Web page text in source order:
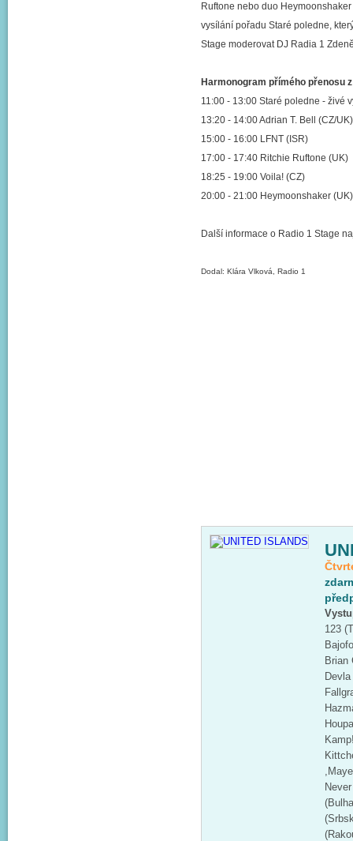
Ruftone nebo duo
vysílání pořadu Staré poledne,
Stage moderovat DJ Radia 1
Harmonogram přímého přenosu
11:00 - 13:00 Staré poledne - živé
13:20 - 14:00 Adrian T. Bell (CZ/UK)
15:00 - 16:00 LFNT (ISR)
17:00 - 17:40 Ritchie Ruftone (UK)
18:25 - 19:00 Voila! (CZ)
20:00 - 21:00 Heymoonshaker (UK)
Další informace o Radio 1 Stage
Dodal: Klára Vlková, Radio 1
123
Brian